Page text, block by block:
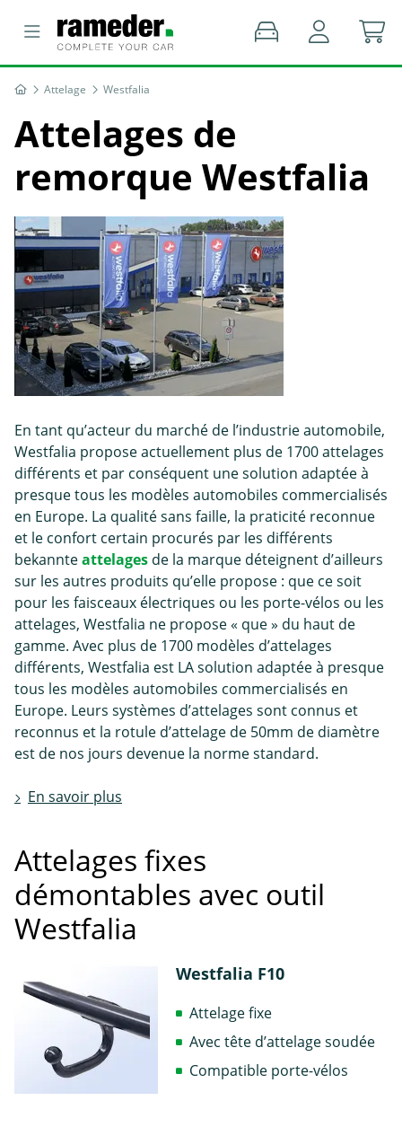
Attelage Westfalia
Attelages de
remorque Westfalia
En tant qu’acteur du marché de l’industrie automobile,
Westfalia propose actuellement plus de 1700 attelages
différents et par conséquent une solution adaptée à
presque tous les modèles automobiles commercialisés
en Europe. La qualité sans faille, la praticité reconnue
et le confort certain procurés par les différents
bekannteattelages de la marque déteignent d’ailleurs
sur les autres produits qu’elle propose : que ce soit
pour les faisceaux électriques ou les porte-vélos ou les
attelages, Westfalia ne propose « que » du haut de
gamme. Avec plus de 1700 modèles d’attelages
différents, Westfalia est LA solution adaptée à presque
tous les modèles automobiles commercialisés en
Europe. Leurs systèmes d’attelages sont connus et
reconnus et la rotule d’attelage de 50mm de diamètre
est de nos jours devenue la norme standard.
En savoir plus
Attelages fixes
démontables avec outil
Westfalia
Westfalia F10
Attelage fixe
Avec tête d’attelage soudée
Compatible porte-vélos